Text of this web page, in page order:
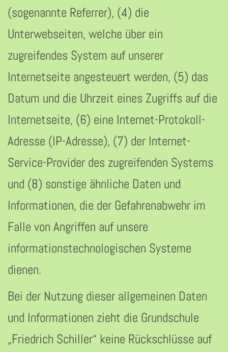
(sogenannte Referrer), (4) die
Unterwebseiten, welche über ein
zugreifendes System auf unserer
Internetseite angesteuert werden, (5) das
Datum und die Uhrzeit eines Zugriffs auf die
Internetseite, (6) eine Internet-Protokoll-
Adresse (IP-Adresse), (7) der Internet-
Service-Provider des zugreifenden Systems
und (8) sonstige ähnliche Daten und
Informationen, die der Gefahrenabwehr im
Falle von Angriffen auf unsere
informationstechnologischen Systeme
dienen.
Bei der Nutzung dieser allgemeinen Daten
und Informationen zieht die Grundschule
„Friedrich Schiller“ keine Rückschlüsse auf